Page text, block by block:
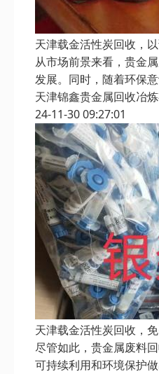
天津载金活性炭回收，
从市场前景来看，贵金
发展。同时，随着环保
天津锦鑫贵金属回收冶
24-11-30 09:27:01
天津载金活性炭回收，
尽管如此，贵金属废料
可持续利用和环境保护